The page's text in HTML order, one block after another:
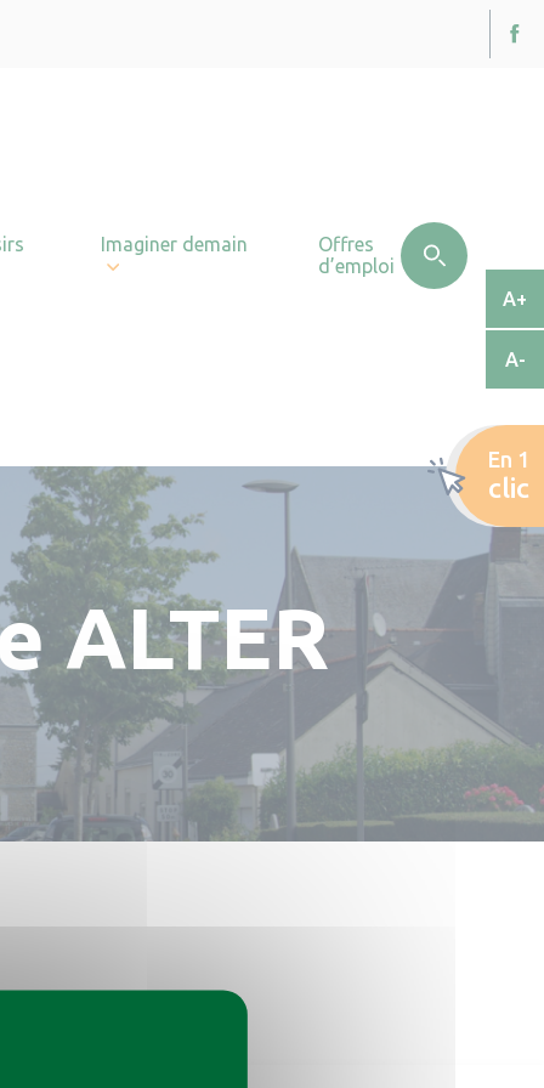
Imaginer demain
Offres
d’emploi
ALTER
A+
A-
En 1
clic